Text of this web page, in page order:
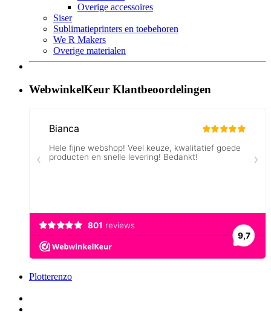
Overige accessoires
Siser
Sublimatieprinters en toebehoren
We R Makers
Overige materialen
WebwinkelKeur Klantbeoordelingen
Plotterenzo